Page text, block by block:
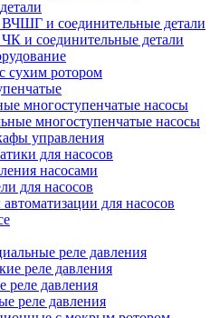
и соединительные детали
и соединительные детали
сухим ротором
многоступенчатые насосы
многоступенчатые насосы
управления
для насосов
насосами
для насосов
для насосов
реле давления
реле давления
реле давления
реле давления